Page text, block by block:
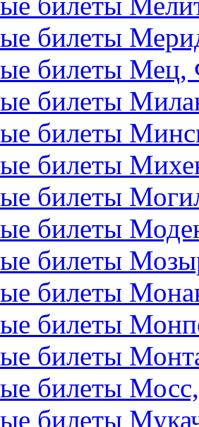
билеты
билеты Мец,
билеты
билеты
билеты
билеты
билеты
билеты
билеты
билеты
билеты
билеты
билеты